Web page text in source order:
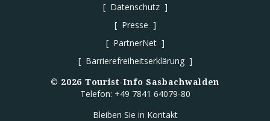
Datenschutz
Presse
PartnerNet
Barrierefreiheitserklärung
© 2026 Tourist-Info Sasbachwalden
Telefon: +49 7841 64079-80
Bleiben Sie in Kontakt